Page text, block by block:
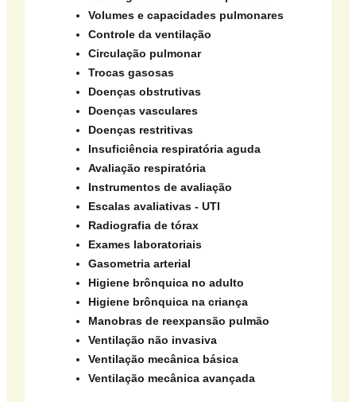
Volumes e capacidades pulmonares
Controle da ventilação
Circulação pulmonar
Trocas gasosas
Doenças obstrutivas
Doenças vasculares
Doenças restritivas
Insuficiência respiratória aguda
Avaliação respiratória
Instrumentos de avaliação
Escalas avaliativas - UTI
Radiografia de tórax
Exames laboratoriais
Gasometria arterial
Higiene brônquica no adulto
Higiene brônquica na criança
Manobras de reexpansão pulmão
Ventilação não invasiva
Ventilação mecânica básica
Ventilação mecânica avançada